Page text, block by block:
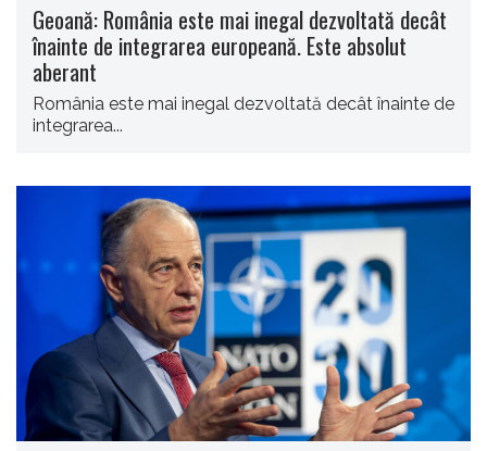
Geoană: România este mai inegal dezvoltată decât
înainte de integrarea europeană. Este absolut
aberant
România este mai inegal dezvoltată decât înainte de
integrarea...